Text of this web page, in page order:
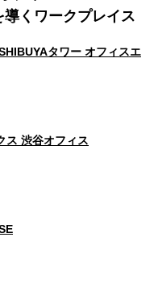
くワークプレイス
タワー オフィスエ
ス 渋谷オフィス